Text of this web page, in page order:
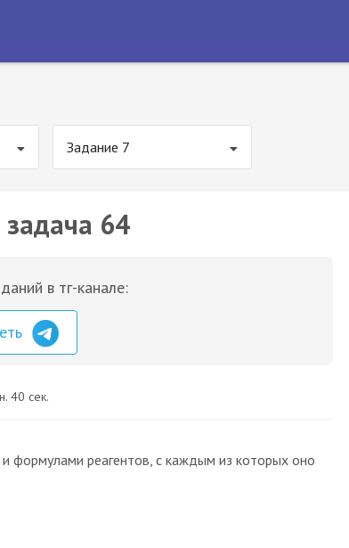
Задание 7
64
в тг-канале:
40 сек.
формулами реагентов, с каждым из которых оно